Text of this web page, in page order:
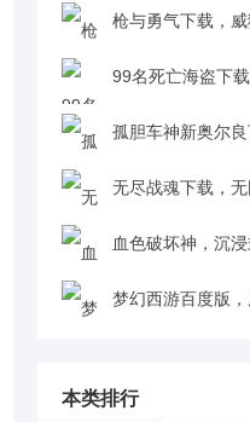
和华丽技能特效，真实
枪与勇气下载，
坏路障、游走死亡边缘
99名死亡海盗下
陷阱随关变，挑战成最
孤胆车神新奥尔
象，多装备交通工具任
无尽战魂下载，
自由搭配战斗手感超爽
血色破坏神，沉
v0.1.0.1梦幻西游百度版
本类排行